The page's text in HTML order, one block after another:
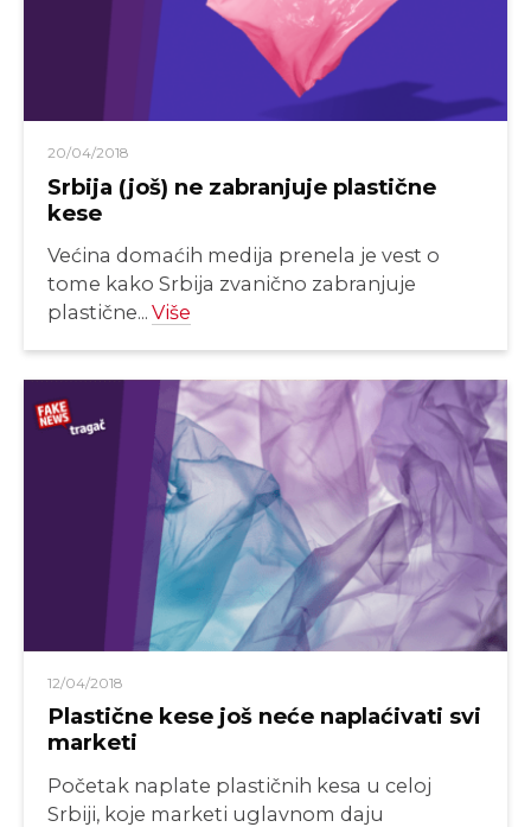
20/04/2018
Srbija (još) ne zabranjuje plastične
kese
Većina domaćih medija prenela je vest o
tome kako Srbija zvanično zabranjuje
plastične... Više
12/04/2018
Plastične kese još neće naplaćivati svi
marketi
Početak naplate plastičnih kesa u celoj
Srbiji, koje marketi uglavnom daju